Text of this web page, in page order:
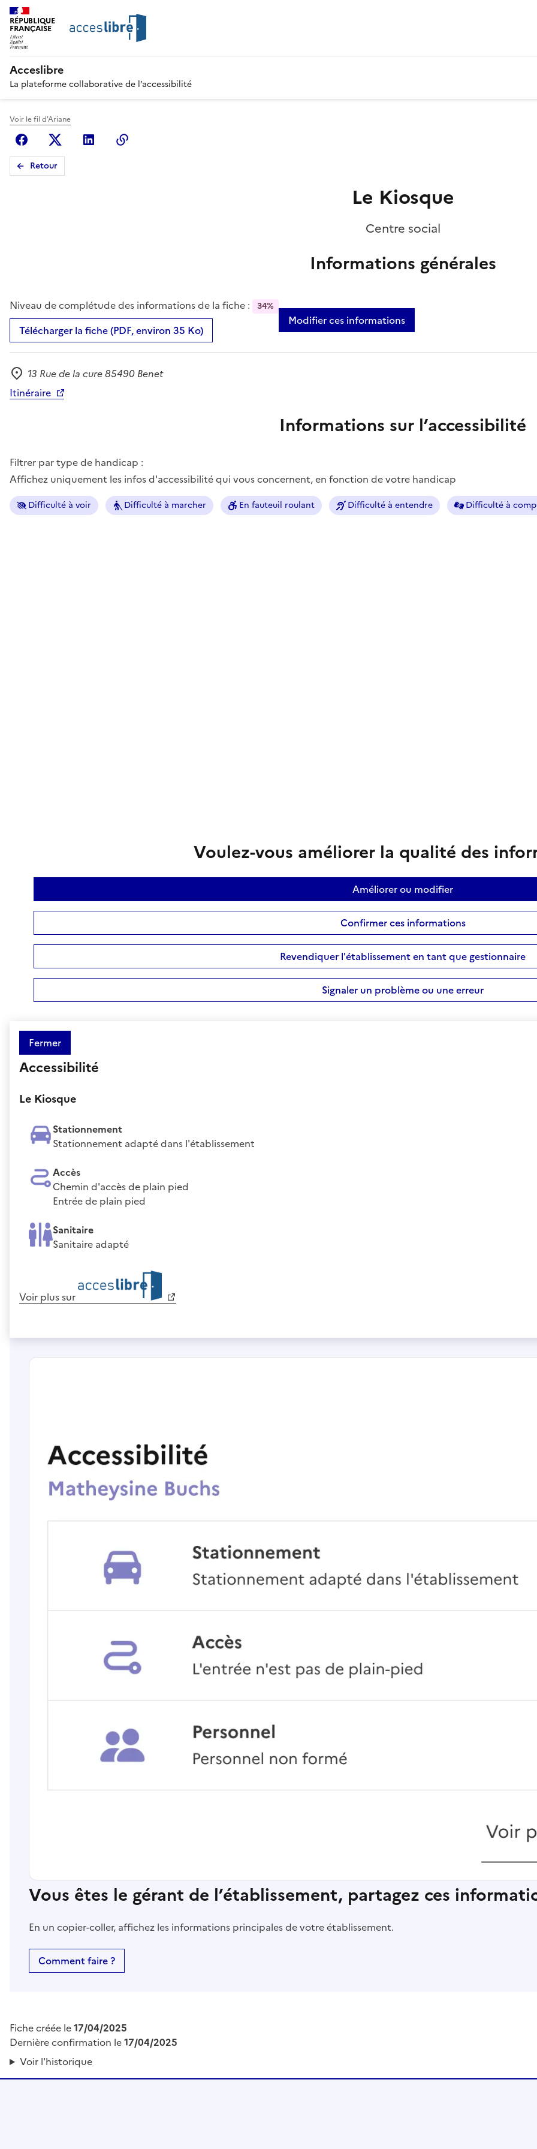
RÉPUBLIQUE
FRANÇAISE
Acceslibre
La plateforme collaborative de l’accessibilité
Voir le fil d'Ariane
FacebookX (anciennement Twitter)
Linkedin
Retour
Le Kiosque
Centre social
Informations générales
Niveau de complétude des informations de la fiche : 34%
Télécharger la fiche (PDF, environ 35 Ko)
Modifier ces informations
Adresse
13 Rue de la cure 85490 Benet
Itinéraire
Informations sur l’accessibilité
Filtrer par type de handicap :
Affichez uniquement les infos d'accessibilité qui vous concernent, en fonction de votre handicap
Difficulté à voir Difficulté à marcher En fauteuil roulant Difficulté à entendre Difficulté à
Voulez-vous améliorer la qualité des
Améliorer ou modifier
Confirmer ces informations
Revendiquer l'établissement en tant que gestionnaire
Signaler un problème ou une erreur
Fermer
Accessibilité
Le Kiosque
Stationnement
Stationnement adapté dans l'établissement
Accès
Chemin d'accès de plain pied
Entrée de plain pied
Sanitaire
Sanitaire adapté
Voir plus sur
Vous êtes le gérant de l’établissement, partagez ces
En un copier-coller, affichez les informations principales de votre établissement.
Comment faire ?
Fiche créée le17/04/2025
Dernière confirmation le17/04/2025
Voir l'historique